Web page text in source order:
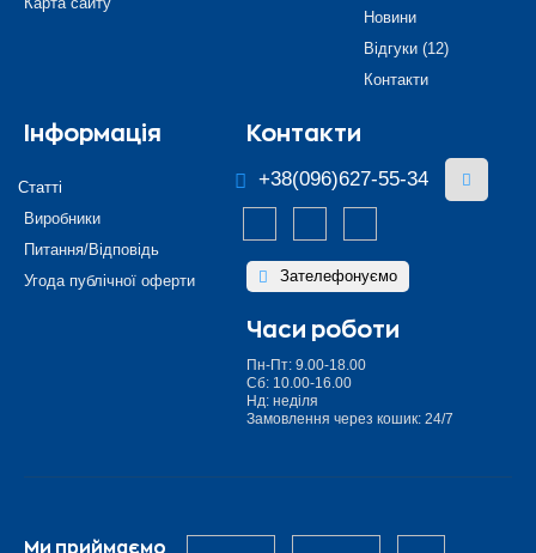
Новини
Відгуки (12)
Контакти
Інформація
Статті
Виробники
Питання/Відповідь
Угода публічної оферти
Контакти
+38(096)627-55-34
Зателефонуємо
Часи роботи
Пн-Пт: 9.00-18.00
Сб: 10.00-16.00
Нд: неділя
Замовлення через кошик: 24/7
Ми приймаємо